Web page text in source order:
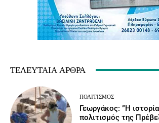
ΤΕΛΕΥΤΑΊΑ ΆΡΘΡΑ
ΠΟΛΙΤΙΣΜΌΣ
Γεωργάκος: ”Η
πολιτισμός της